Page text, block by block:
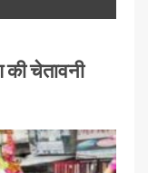
की चेतावनी